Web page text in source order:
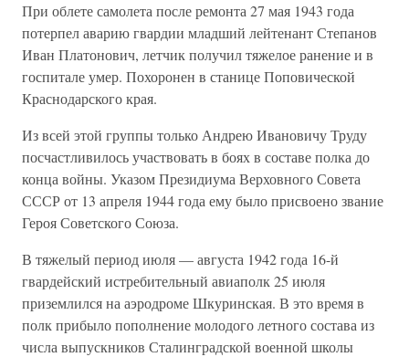
При облете самолета после ремонта 27 мая 1943 года
потерпел аварию гвардии младший лейтенант Степанов
Иван Платонович, летчик получил тяжелое ранение и в
госпитале умер. Похоронен в станице Поповической
Краснодарского края.
Из всей этой группы только Андрею Ивановичу Труду
посчастливилось участвовать в боях в составе полка до
конца войны. Указом Президиума Верховного Совета
СССР от 13 апреля 1944 года ему было присвоено звание
Героя Советского Союза.
В тяжелый период июля — августа 1942 года 16-й
гвардейский истребительный авиаполк 25 июля
приземлился на аэродроме Шкуринская. В это время в
полк прибыло пополнение молодого летного состава из
числа выпускников Сталинградской военной школы